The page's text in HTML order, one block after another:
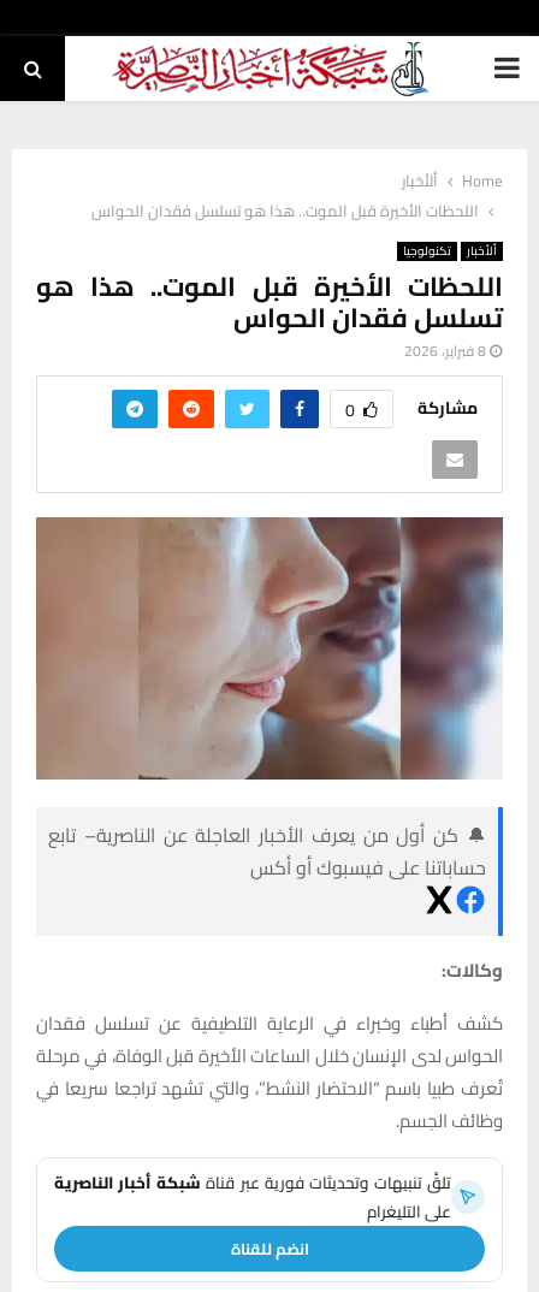
PRIMARY
Home
ألأخبار
اللحظات الأخيرة قبل الموت.. هذا هو تسلسل فقدان الحواس
ألأخبار تكنولوجيا
اللحظات الأخيرة قبل الموت.. هذا هو
تسلسل فقدان الحواس
8 فبراير، 2026
مشاركة 0
🔔 كن أول من يعرف الأخبار العاجلة عن الناصرية– تابع
حساباتنا على فيسبوك أو أكس
وكالات:
كشف أطباء وخبراء في الرعاية التلطيفية عن تسلسل فقدان
الحواس لدى الإنسان خلال الساعات الأخيرة قبل الوفاة، في مرحلة
تُعرف طبيا باسم “الاحتضار النشط”، والتي تشهد تراجعا سريعا في
وظائف الجسم.
تلقَّ تنبيهات وتحديثات فورية عبر قناةشبكة أخبار الناصرية
على التليغرام
انضم للقناة